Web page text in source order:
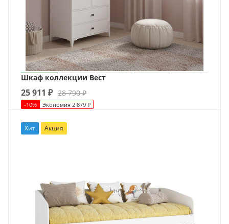
Шкаф коллекции Вест
25 911 ₽ 28 790₽
-10% Экономия 2 879 ₽
Хит Акция